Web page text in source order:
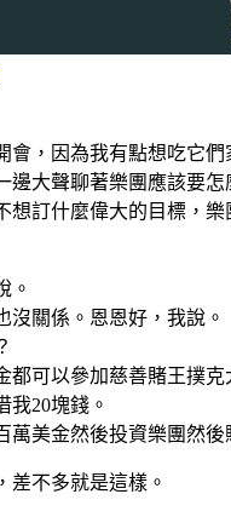
會，因為我有點想吃它們
大聲聊著樂團應該要怎
訂什麼偉大的目標，樂
。
沒關係。恩恩好，我說。
都可以參加慈善賭王撲克
我20塊錢。
萬美金然後投資樂團然後
差不多就是這樣。